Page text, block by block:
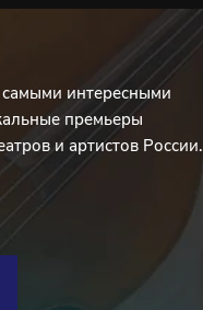
интересными
премьеры
и артистов России.